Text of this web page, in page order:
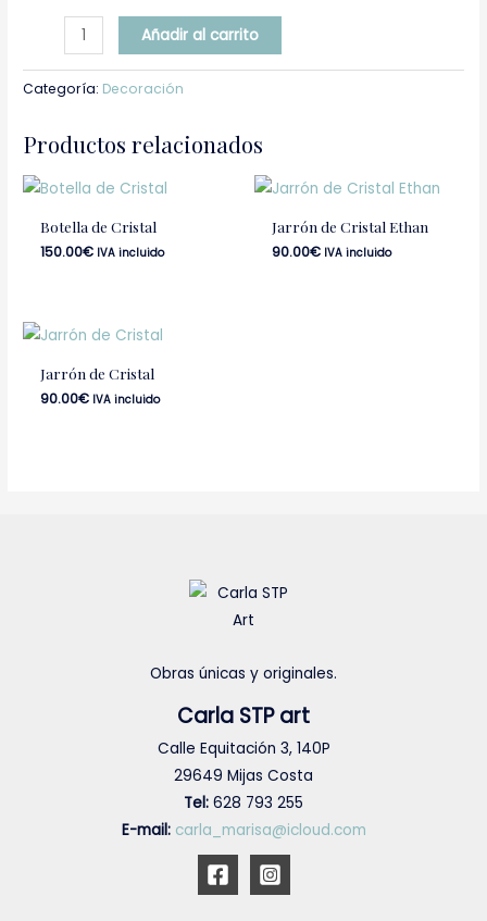
Añadir al carrito
Categoría: Decoración
Productos relacionados
Botella de Cristal
150.00€ IVA incluido
Jarrón de Cristal Ethan
90.00€ IVA incluido
Jarrón de Cristal
90.00€ IVA incluido
Obras únicas y originales.
Carla STP art
Calle Equitación 3, 140P
29649 Mijas Costa
Tel: 628 793 255
E-mail: carla_marisa@icloud.com